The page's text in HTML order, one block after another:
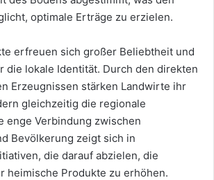
optimale Erträge zu erzielen.
erfreuen sich großer Beliebtheit und
die lokale Identität. Durch den direkten
Erzeugnissen stärken Landwirte ihr
gleichzeitig die regionale
enge Verbindung zwischen
Bevölkerung zeigt sich in
die darauf abzielen, die
heimische Produkte zu erhöhen.